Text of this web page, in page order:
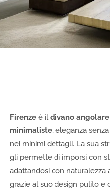
Firenze è ildivano
minimaliste, eleganza
nei minimi dettagli. La sua
gli permette di imporsi con
adattandosi con
grazie al suo design pulito e